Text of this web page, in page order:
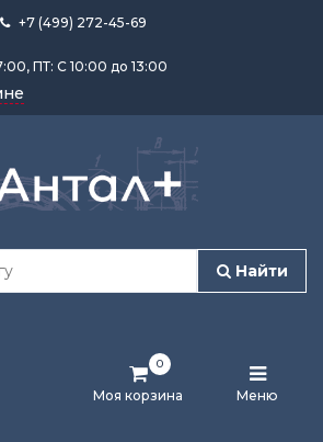
+7 (499) 272-45-69
ПТ: С 10:00 до 13:00
Найти
Моя корзина
0
Меню